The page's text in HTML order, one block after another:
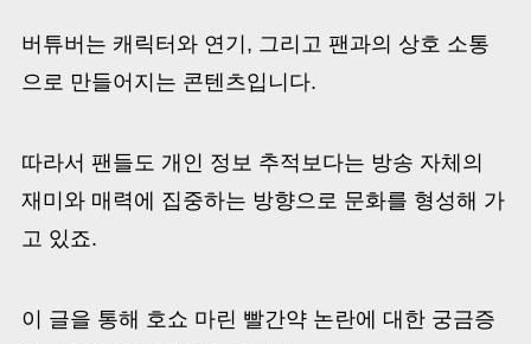
버튜버는 캐릭터와 연기, 그리고 팬과의 상호 소통
으로 만들어지는 콘텐츠입니다.
따라서 팬들도 개인 정보 추적보다는 방송 자체의
재미와 매력에 집중하는 방향으로 문화를 형성해 가
고 있죠.
이 글을 통해 호쇼 마린 빨간약 논란에 대한 궁금증